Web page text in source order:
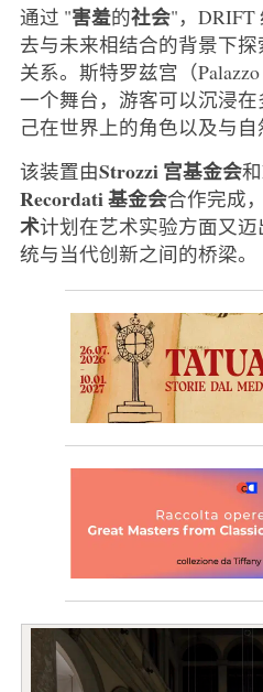
通过 "害羞的社会"，DRIFT
去与未来相结合的背景下
关系。斯特罗兹宫（
一个舞台，游客可以沉浸
己在世界上的角色以及与自
该装置由Strozzi 宫基金会和
Recordati 基金会合作完成
术计划在艺术实验方面又
统与当代创新之间的桥梁。